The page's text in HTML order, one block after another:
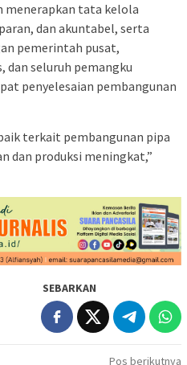
menerapkan tata kelola
dan akuntabel, serta
pemerintah pusat,
dan seluruh pemangku
penyelesaian pembangunan
terkait pembangunan pipa
dan produksi meningkat,”
SEBARKAN
Pos berikutnya